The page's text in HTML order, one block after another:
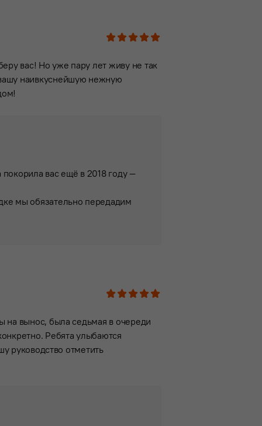
4
3
2
1
вас! Но уже пару лет живу не так
наивкуснейшую нежную
вас ещё в 2018 году —
мы обязательно передадим
4
3
2
1
на вынос, была седьмая в очереди
Ребята улыбаются
руководство отметить